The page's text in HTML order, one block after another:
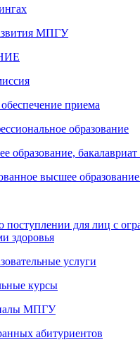
МПГУ
приема
образование
образование,
высшее образование
поступлении для лиц с
здоровья
услуги
курсы
МПГУ
абитуриентов